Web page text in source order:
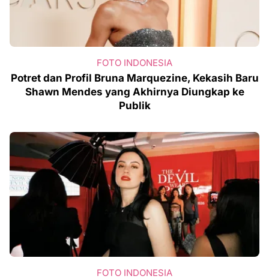
FOTO INDONESIA
Potret dan Profil Bruna Marquezine, Kekasih Baru
Shawn Mendes yang Akhirnya Diungkap ke
Publik
FOTO INDONESIA